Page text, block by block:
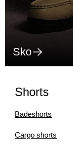
Sko
Shorts
Badeshorts
Cargo shorts